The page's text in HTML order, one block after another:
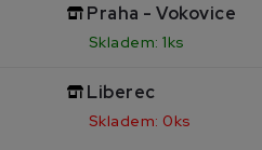
Praha - Vokovice
Skladem: 1ks
Liberec
Skladem: 0ks